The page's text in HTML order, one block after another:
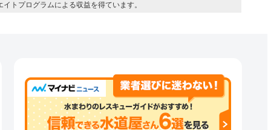
トプログラムによる収益を得ています。